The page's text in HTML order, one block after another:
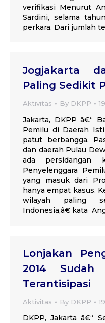
verifikasi Menurut
Sardini, selama
perkara. Dari jumlah
Jogjakarta
Paling Sedikit
Aktivitas By DKPP
Jakarta, DKPP â€“
Pemilu di Daerah
patut berbangga.
dan daerah Pulau
ada persidangan
Penyelenggara
yang masuk dari
hanya empat kasus.
wilayah paling
Indonesia,â€ kata
Lonjakan
2014 Sudah
Terantisipasi
Aktivitas By DKPP
DKPP, Jakarta â€“